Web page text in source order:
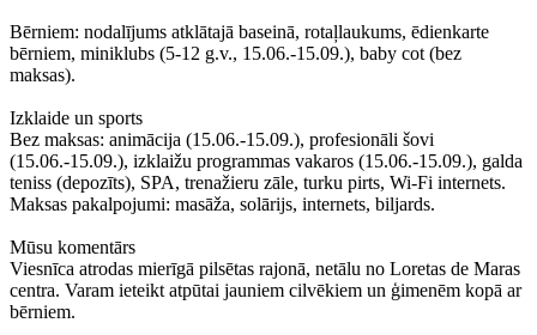
Bērniem: nodalījums atklātajā baseinā, rotaļlaukums, ēdienkarte
bērniem, miniklubs (5-12 g.v., 15.06.-15.09.), baby cot (bez
maksas).
Izklaide un sports
Bez maksas: animācija (15.06.-15.09.), profesionāli šovi
(15.06.-15.09.), izklaižu programmas vakaros (15.06.-15.09.), galda
teniss (depozīts), SPA, trenažieru zāle, turku pirts, Wi-Fi internets.
Maksas pakalpojumi: masāža, solārijs, internets, biljards.
Mūsu komentārs
Viesnīca atrodas mierīgā pilsētas rajonā, netālu no Loretas de Maras
centra. Varam ieteikt atpūtai jauniem cilvēkiem un ģimenēm kopā ar
bērniem.